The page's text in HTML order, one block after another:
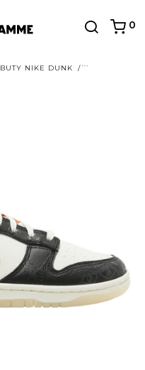
0
BUTY NIKE DUNK / BUTY NIKE